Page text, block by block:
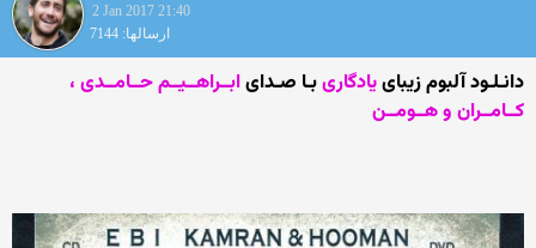
2 Jan 2017 21:40
ارسالها: 7144
دانـلـود آلبوم زیباییادگاریبـا صـدایابــراهــیــم حــامــدی ،
کــامــران و هــومــن